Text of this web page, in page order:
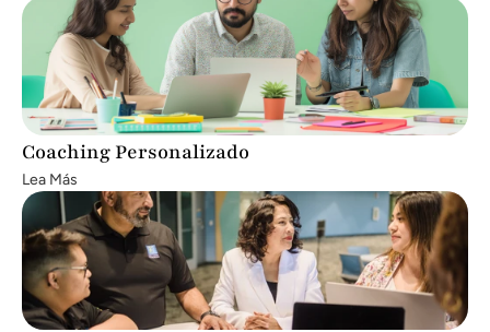
Coaching Personalizado
Lea Más